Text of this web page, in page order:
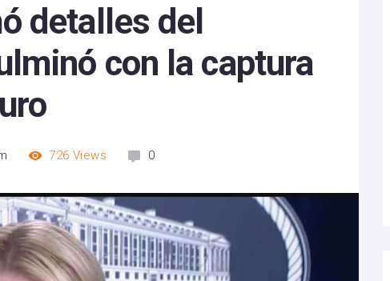
detalles del
con la captura
726 Views 0